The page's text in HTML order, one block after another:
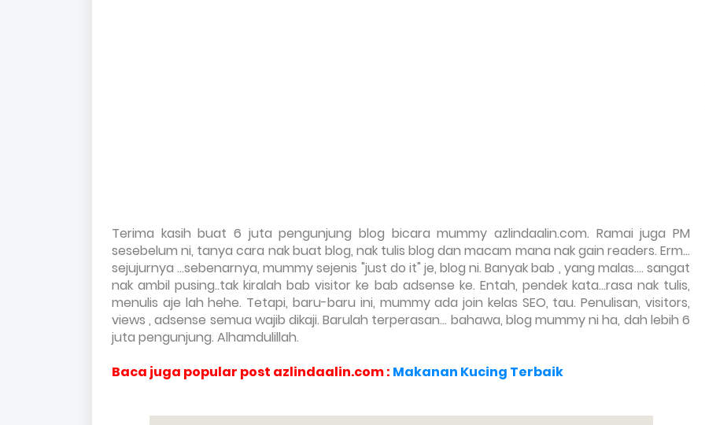
Terima kasih buat 6 juta pengunjung blog bicara mummy azlindaalin.com. Ramai juga PM
sesebelum ni, tanya cara nak buat blog, nak tulis blog dan macam mana nak gain readers. Erm...
sejujurnya ...sebenarnya, mummy sejenis "just do it" je, blog ni. Banyak bab , yang malas.... sangat
nak ambil pusing..tak kiralah bab visitor ke bab adsense ke. Entah, pendek kata...rasa nak tulis,
menulis aje lah hehe. Tetapi, baru-baru ini, mummy ada join kelas SEO, tau. Penulisan, visitors,
views , adsense semua wajib dikaji. Barulah terperasan... bahawa, blog mummy ni ha, dah lebih 6
juta pengunjung. Alhamdulillah.
Baca juga popular post azlindaalin.com : Makanan Kucing Terbaik